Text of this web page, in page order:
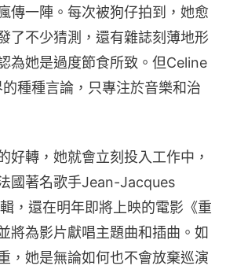
傳一陣。每次被狗仔拍到，她愈
了不少猜測，還有雜誌刻薄地形
為她是過度節食所致。但Celine
種種言論，只專注於音樂和治
好轉，她就會立刻投入工作中，
國著名歌手Jean-Jacques
，還在明年即將上映的電影《重
將為影片獻唱主題曲和插曲。如
，她是無論如何也不會放棄巡演